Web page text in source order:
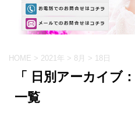
HOME > 2021年 > 8月 > 18日
「 日別アーカイブ
一覧